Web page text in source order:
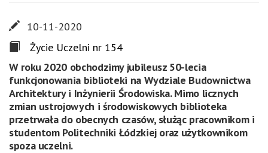
10-11-2020
Życie Uczelni nr 154
W roku 2020 obchodzimy jubileusz 50-lecia
funkcjonowania biblioteki na Wydziale Budownictwa
Architektury i Inżynierii Środowiska. Mimo licznych
zmian ustrojowych i środowiskowych biblioteka
przetrwała do obecnych czasów, służąc pracownikom i
studentom Politechniki Łódzkiej oraz użytkownikom
spoza uczelni.